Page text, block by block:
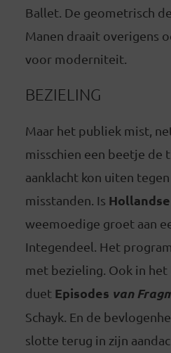
Ballet. De geometrisch
Manen draait overigens
voor moderniteit.
BEZIELING
Maar het publiek mist,
misschien een beetje de
aanklacht kon uiten
misstanden. Is
weemoedige groet aan
Integendeel. Het
met bezieling. Ook in het
duet Episodes van
Schayk. En de
slotte terug in zijn